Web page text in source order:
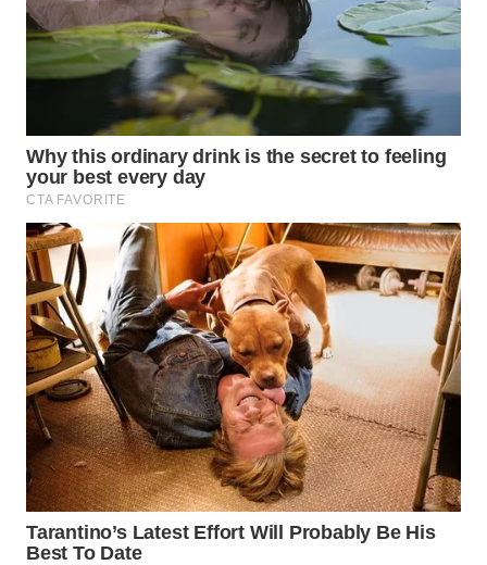
WN
LABUANBAJO
BORNEO
Wahana
Group
WAHANA
NEWS
WAHANA
TANI
WAHANA
ADVOKAT
WAHANA
INFRASTRUKTUR